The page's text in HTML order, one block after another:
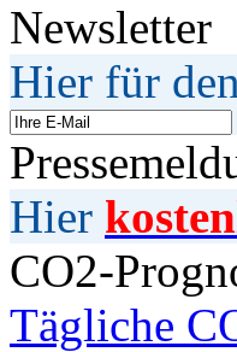
Newsletter
Hier für den
Hier
CO2-
Tägliche